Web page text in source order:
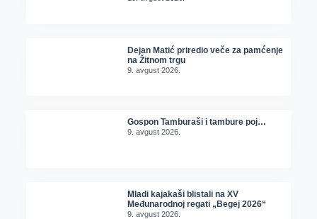
Dejan Matić priredio veče za pamćenje
na Žitnom trgu
9. avgust 2026.
Gospon Tamburaši i tambure poj…
9. avgust 2026.
Mladi kajakaši blistali na XV
Međunarodnoj regati „Begej 2026“
9. avgust 2026.